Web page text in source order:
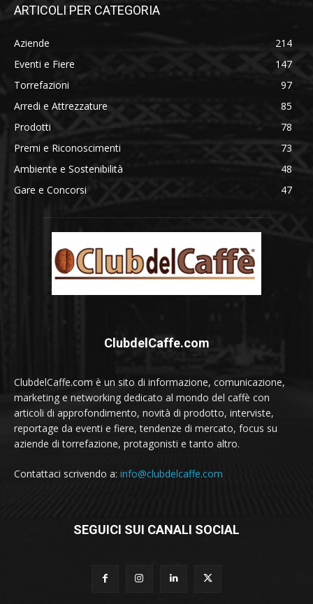
ARTICOLI PER CATEGORIA
Aziende
214
Eventi e Fiere
147
Torrefazioni
97
Arredi e Attrezzature
85
Prodotti
78
Premi e Riconoscimenti
73
Ambiente e Sostenibilità
48
Gare e Concorsi
47
ClubdelCaffe.com
ClubdelCaffe.com è un sito di informazione, comunicazione,
marketing e networking dedicato al mondo del caffè con
articoli di approfondimento, novità di prodotto, interviste,
reportage da eventi e fiere, tendenze di mercato, focus su
aziende di torrefazione, protagonisti e tanto altro.
Contattaci scrivendo a: info@clubdelcaffe.com
SEGUICI SUI CANALI SOCIAL